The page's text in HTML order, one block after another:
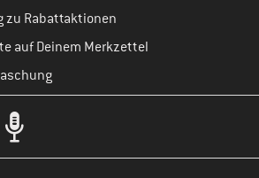
zu Rabattaktionen
auf Deinem Merkzettel